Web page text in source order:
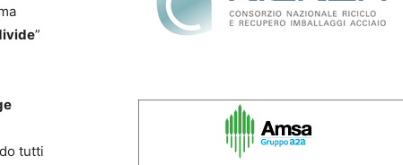
”
tutti